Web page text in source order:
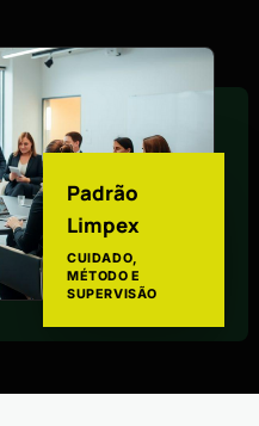
Padrão
Limpex
CUIDADO,
MÉTODO E
SUPERVISÃO